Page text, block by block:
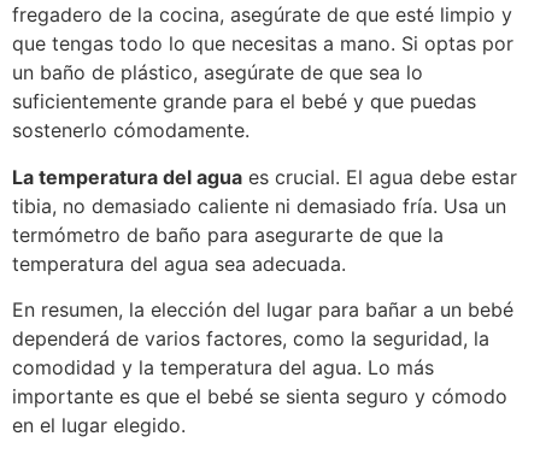
fregadero de la cocina, asegúrate de que esté limpio y
que tengas todo lo que necesitas a mano. Si optas por
un baño de plástico, asegúrate de que sea lo
suficientemente grande para el bebé y que puedas
sostenerlo cómodamente.
La temperatura del agua es crucial. El agua debe estar
tibia, no demasiado caliente ni demasiado fría. Usa un
termómetro de baño para asegurarte de que la
temperatura del agua sea adecuada.
En resumen, la elección del lugar para bañar a un bebé
dependerá de varios factores, como la seguridad, la
comodidad y la temperatura del agua. Lo más
importante es que el bebé se sienta seguro y cómodo
en el lugar elegido.